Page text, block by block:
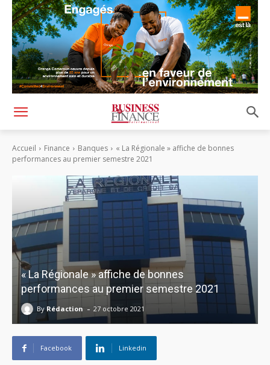
Accueil Finance Banques
« La Régionale » affiche de bonnes
performances au premier semestre 2021
« La Régionale » affiche de bonnes
performances au premier semestre 2021
By Rédaction - 27 octobre 2021
Facebook Linkedin